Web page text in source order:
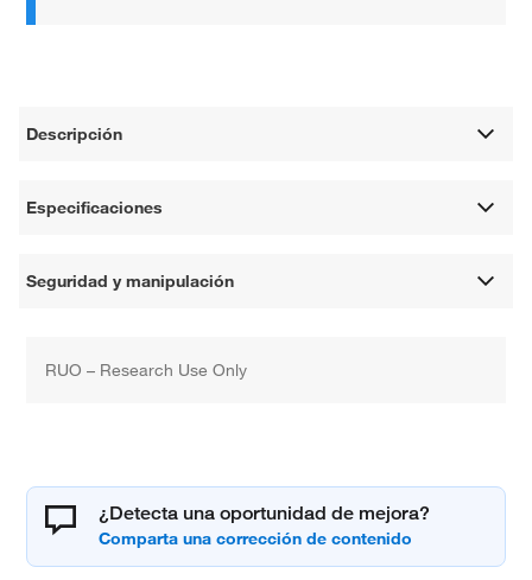
Descripción
Especificaciones
Seguridad y manipulación
RUO – Research Use Only
¿Detecta una oportunidad de mejora?